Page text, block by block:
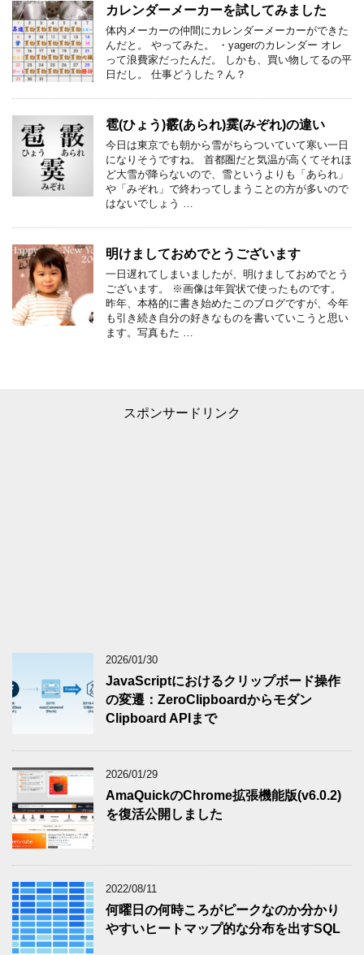
カレンダーメーカーを試してみました
体内メーカーの仲間にカレンダーメーカーができた
んだと。 やってみた。 ・yagerのカレンダー オレ
って浪費家だったんだ。 しかも、買い物してるの平
日だし。 仕事どうした？ん？
雹(ひょう)霰(あられ)霙(みぞれ)の違い
今日は東京でも朝から雪がちらついていて寒い一日
になりそうですね。 首都圏だと気温が高くてそれほ
ど大雪が降らないので、雪というよりも「あられ」
や「みぞれ」で終わってしまうことの方が多いので
はないでしょう …
明けましておめでとうございます
一日遅れてしまいましたが、明けましておめでとう
ございます。 ※画像は年賀状で使ったものです。
昨年、本格的に書き始めたこのブログですが、今年
も引き続き自分の好きなものを書いていこうと思い
ます。写真もた …
スポンサードリンク
2026/01/30
JavaScriptにおけるクリップボード操作
の変遷：ZeroClipboardからモダン
Clipboard APIまで
2026/01/29
AmaQuickのChrome拡張機能版(v6.0.2)
を復活公開しました
2022/08/11
何曜日の何時ころがピークなのか分かり
やすいヒートマップ的な分布を出すSQL